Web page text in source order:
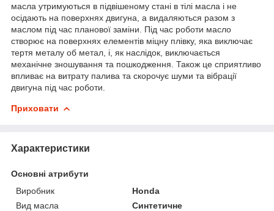
масла утримуються в підвішеному стані в тілі масла і не
осідають на поверхнях двигуна, а видаляються разом з
маслом під час планової заміни. Під час роботи масло
створює на поверхнях елементів міцну плівку, яка виключає
тертя металу об метал, і, як наслідок, виключається
механічне зношування та пошкодження. Також це сприятливо
впливає на витрату палива та скорочує шуми та вібрації
двигуна під час роботи.
Приховати
Характеристики
Основні атрибути
Виробник
Honda
Вид масла
Синтетичне